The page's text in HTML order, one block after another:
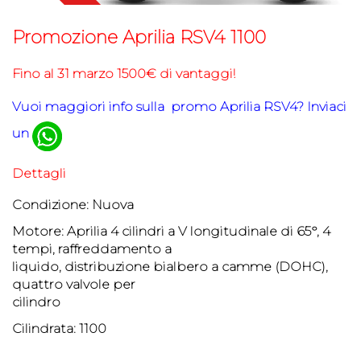
Promozione Aprilia RSV4 1100
Fino al 31 marzo 1500€ di vantaggi!
Vuoi maggiori info sulla promo Aprilia RSV4? Inviaci
un
Dettagli
Condizione: Nuova
Motore: Aprilia 4 cilindri a V longitudinale di 65°, 4
tempi, raffreddamento a
liquido, distribuzione bialbero a camme (DOHC),
quattro valvole per
cilindro
Cilindrata: 1100